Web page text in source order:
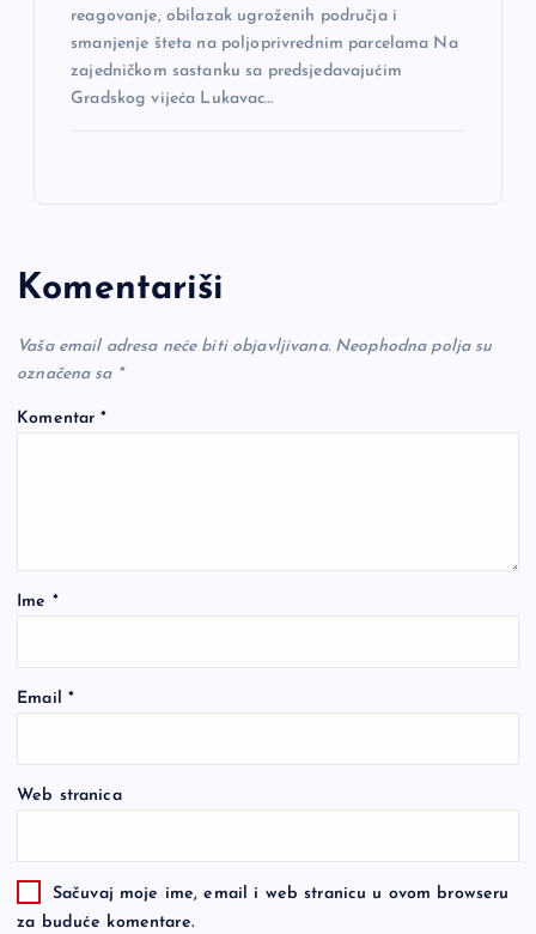
reagovanje, obilazak ugroženih područja i
smanjenje šteta na poljoprivrednim parcelama Na
zajedničkom sastanku sa predsjedavajućim
Gradskog vijeća Lukavac…
Komentariši
Vaša email adresa neće biti objavljivana. Neophodna polja su
označena sa *
Komentar*
Ime *
Email *
Web stranica
Sačuvaj moje ime, email i web stranicu u ovom browseru
za buduće komentare.